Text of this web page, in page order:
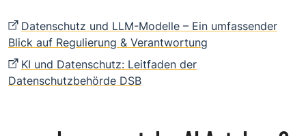
Datenschutz und LLM-Modelle – Ein umfassender
Blick auf Regulierung & Verantwortung
KI und Datenschutz: Leitfaden der
Datenschutzbehörde DSB